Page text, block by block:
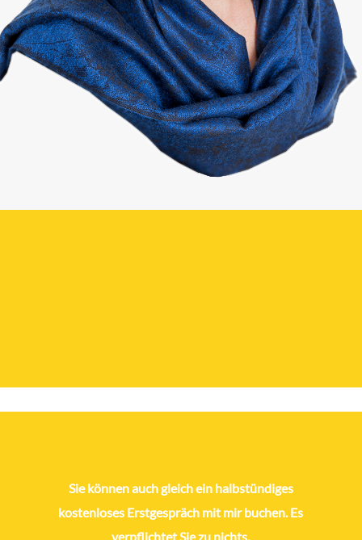
Sie können auch gleich ein halbstündiges
kostenloses Erstgespräch mit mir buchen. Es
verpflichtet Sie zu nichts.